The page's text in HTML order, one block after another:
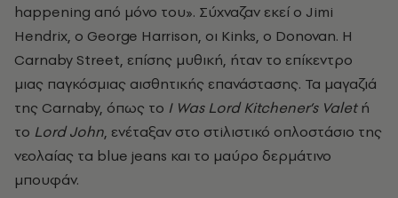
happening από μόνο του». Σύχναζαν εκεί ο Jimi
Hendrix, ο George Harrison, οι Kinks, ο Donovan. Η
Carnaby Street, επίσης μυθική, ήταν το επίκεντρο
μιας παγκόσμιας αισθητικής επανάστασης. Τα μαγαζιά
της Carnaby, όπως το I Was Lord Kitchener’s Valetή
το Lord John, ενέταξαν στο στiλιστικό οπλοστάσιο της
νεολαίας τα blue jeans και το μαύρο δερμάτινο
μπουφάν.